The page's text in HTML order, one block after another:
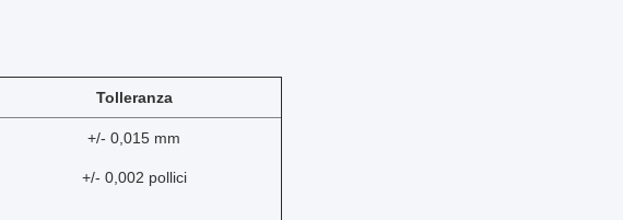
Tolleranza
+/- 0,015 mm
+/- 0,002 pollici